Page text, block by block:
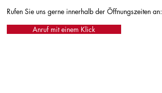
Rufen Sie uns gerne innerhalb der Öffnungszeiten an:
Anruf mit einem Klick